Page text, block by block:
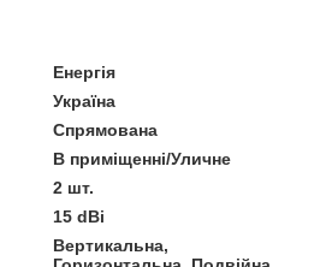
Енергія
Україна
Спрямована
В приміщенні/Уличне
2 шт.
15 dBi
Вертикальна,